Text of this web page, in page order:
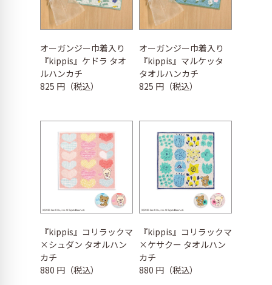
オーガンジー巾着入り
『kippis』ケドラ タオ
ルハンカチ
825 円（税込）
オーガンジー巾着入り
『kippis』マルケッタ
タオルハンカチ
825 円（税込）
『kippis』コリラックマ
×シュダン タオルハン
カチ
880 円（税込）
『kippis』コリラックマ
×ケサクー タオルハン
カチ
880 円（税込）